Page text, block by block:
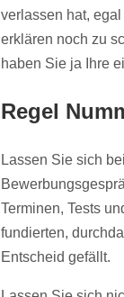
verlassen hat,
erklären noch zu
haben Sie ja Ihre
Regel
Lassen Sie sich
Terminen, Tests
fundierten,
Entscheid gefällt.